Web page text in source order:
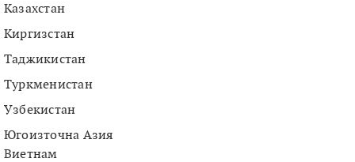
Казахстан
Киргизстан
Таджикистан
Туркменистан
Узбекистан
Югоизточна Азия
Виетнам